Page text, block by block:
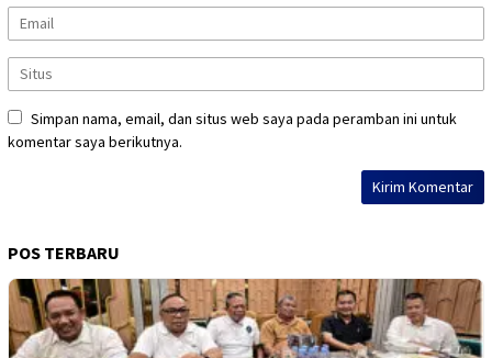
Simpan nama, email, dan situs web saya pada peramban ini untuk
komentar saya berikutnya.
POS TERBARU